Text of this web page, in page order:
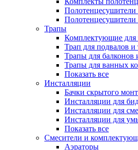
Полотенцесушители
Полотенцесушители
Трапы
Комплектующие для
Трап для подвалов
Трапы для балконов
Трапы для ванных
Показать все
Инсталляции
Бачки скрытого
Инсталляции для
Инсталляции для
Инсталляции для
Показать все
Смесители и
Аэраторы